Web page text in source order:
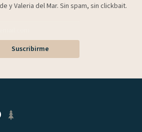
y Valeria del Mar. Sin spam, sin clickbait.
Suscribirme